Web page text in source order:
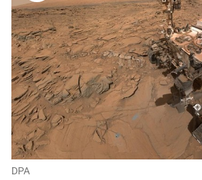
DPA